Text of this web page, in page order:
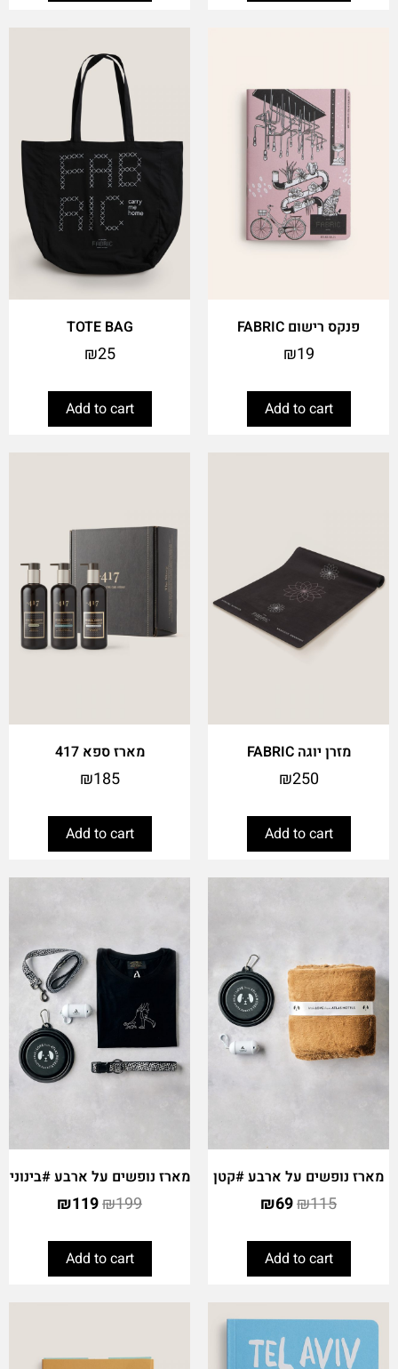
פנקס רישום FABRIC
₪19
Add to cart
TOTE BAG
₪25
Add to cart
מזרן יוגה FABRIC
₪250
Add to cart
מארז ספא 417
₪185
Add to cart
מארז נופשים על ארבע #קטן
₪115
₪69
Add to cart
מארז נופשים על ארבע #בינוני
₪199
₪119
Add to cart